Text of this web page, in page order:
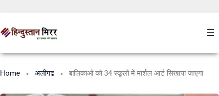
Home अलीगढ बालिकाओं को 34 स्कूलों में मार्शल आर्ट सिखाया जाएगा